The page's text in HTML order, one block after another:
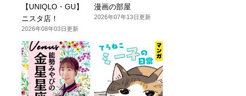
【UNIQLO・GU】
ニスタ店！
2026年08年03日更新
漫画の部屋
2026年07年13日更新